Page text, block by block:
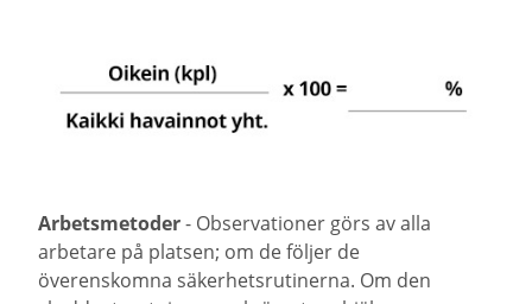
Arbetsmetoder- Observationer görs av alla
arbetare på platsen; om de följer de
överenskomna säkerhetsrutinerna. Om den